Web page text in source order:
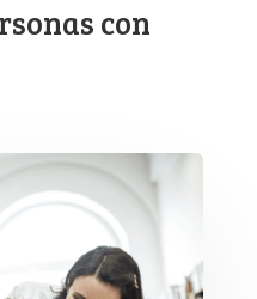
con